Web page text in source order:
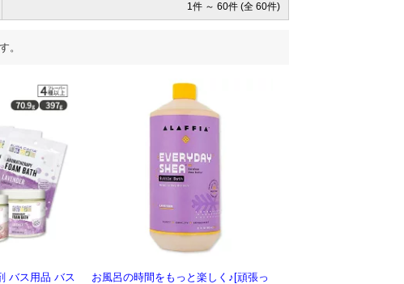
1件 ～ 60件 (全 60件)
。
バス用品 バス
お風呂の時間をもっと楽しく♪[頑張っ